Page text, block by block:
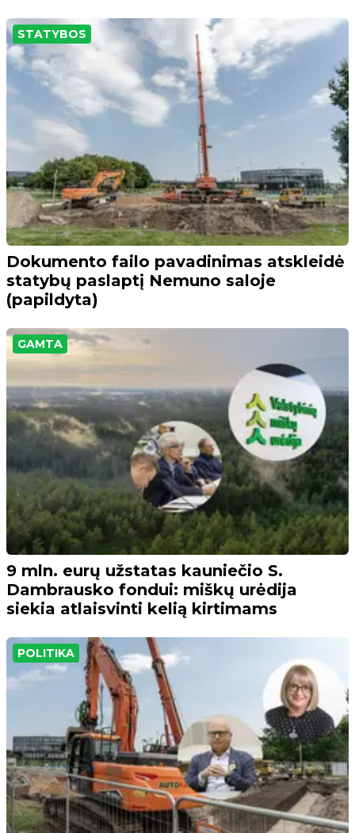
STATYBOS
Dokumento failo pavadinimas atskleidė
statybų paslaptį Nemuno saloje
(papildyta)
GAMTA
9 mln. eurų užstatas kauniečio S.
Dambrausko fondui: miškų urėdija
siekia atlaisvinti kelią kirtimams
POLITIKA